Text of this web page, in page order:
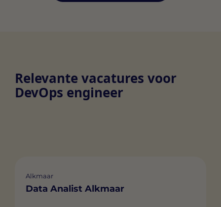
Relevante vacatures voor
DevOps engineer
Alkmaar
Data Analist Alkmaar